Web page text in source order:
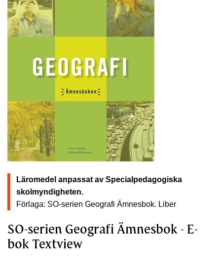
Läromedel anpassat av Specialpedagogiska
skolmyndigheten.
Förlaga: SO-serien Geografi Ämnesbok. Liber
SO-serien Geografi Ämnesbok - E-
bok Textview